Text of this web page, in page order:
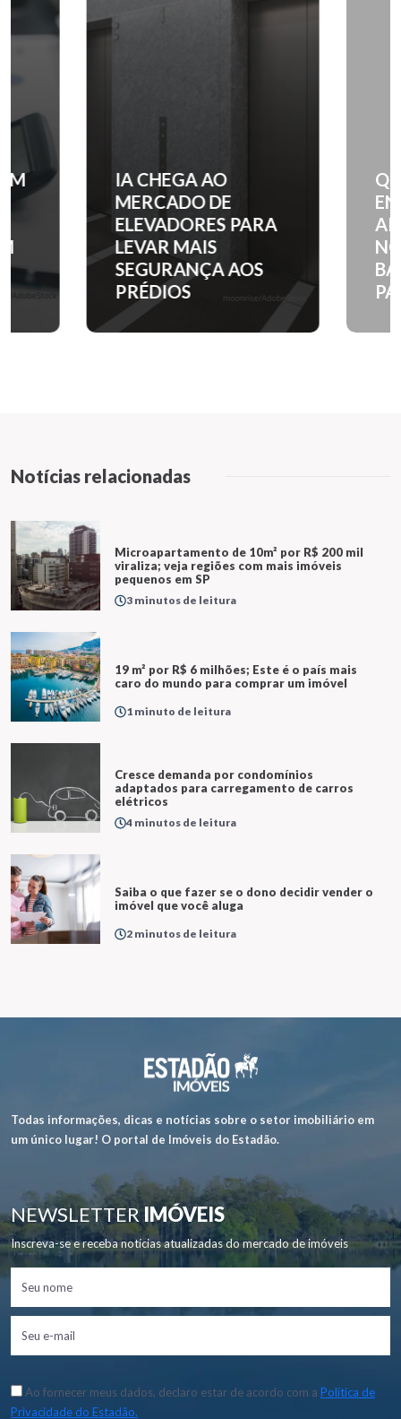
IA CHEGA AO
MERCADO DE
ELEVADORES PARA
LEVAR MAIS
SEGURANÇA AOS
PRÉDIOS
QUANTO
ENTRADA
NOS
BAIRROS
PAULO?
Notícias relacionadas
Microapartamento de 10m² por R$ 200 mil
viraliza; veja regiões com mais imóveis
pequenos em SP
3 minutos de leitura
19 m² por R$ 6 milhões; Este é o país mais
caro do mundo para comprar um imóvel
1 minuto de leitura
Cresce demanda por condomínios
adaptados para carregamento de carros
elétricos
4 minutos de leitura
Saiba o que fazer se o dono decidir vender o
imóvel que você aluga
2 minutos de leitura
Todas informações, dicas e notícias sobre o setor imobiliário em
um único lugar! O portal de Imóveis do Estadão.
NEWSLETTERIMÓVEIS
Inscreva-se e receba notícias atualizadas do mercado de imóveis
Ao fornecer meus dados, declaro estar de acordo com a Política de
Privacidade do Estadão.